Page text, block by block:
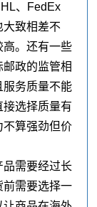
、FedEx
大致相差不
高。还有一些
政的监管相
服务质量不能
选择质量有
不算强劲但价
品需要经过长
前需要选择一